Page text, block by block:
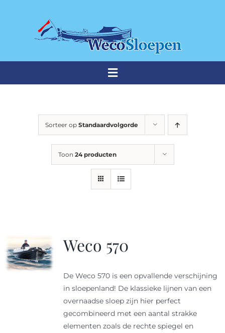
Toggle
THUISHAVEN
Weco sloepen
Sloep huren
Afspraak maken
Sorteer op Standaardvolgorde
Toon 24 producten
Weco 570
De Weco 570 is een opvallende verschijning
in sloepenland! De klassieke lijnen van een
overnaadse sloep zijn hier perfect
gecombineerd met een aantal strakke
elementen zoals de rechte spiegel en